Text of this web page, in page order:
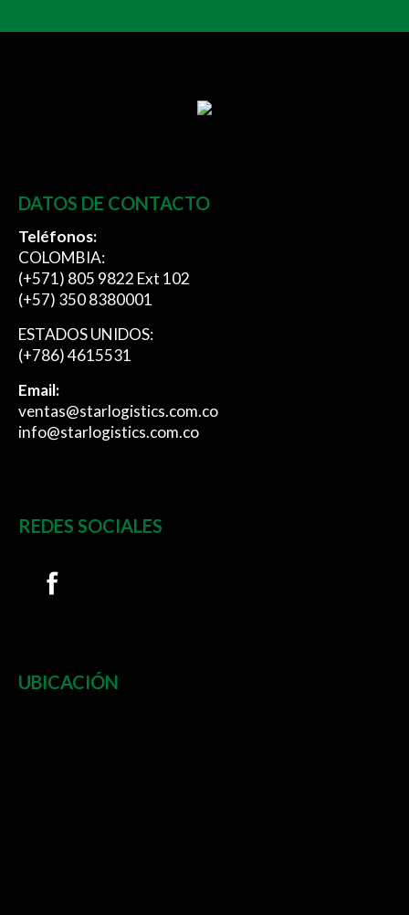
DATOS DE CONTACTO
Teléfonos:
COLOMBIA:
(+571) 805 9822 Ext 102
(+57) 350 8380001
ESTADOS UNIDOS:
(+786) 4615531
Email:
ventas@starlogistics.com.co
info@starlogistics.com.co
REDES SOCIALES
UBICACIÓN